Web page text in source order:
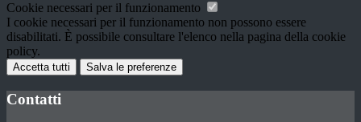
Cookie necessari per il funzionamento
I cookie necessari per il funzionamento non possono essere
disabilitati. È possibile consultare l'elenco nella pagina della cookie
policy.
Accetta tutti Salva le preferenze
Contatti